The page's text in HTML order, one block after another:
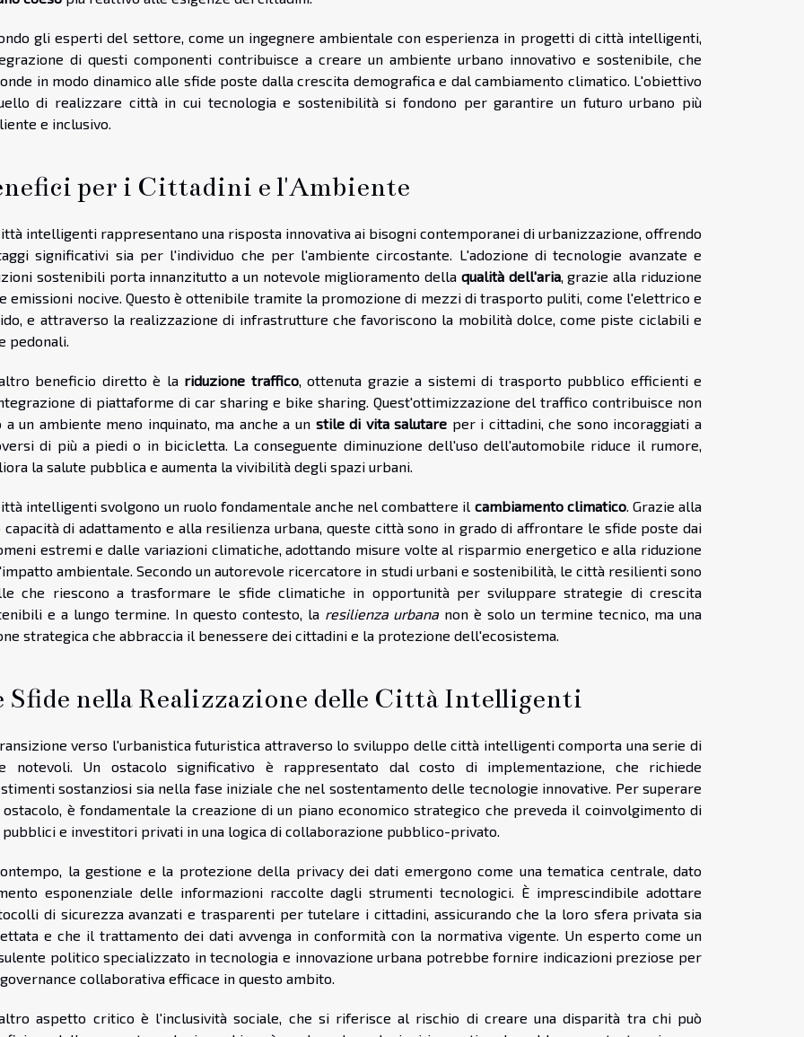
gli esperti del settore, come un ingegnere ambientale con esperienza in progetti di città intelligenti,
di questi componenti contribuisce a creare un ambiente urbano innovativo e sostenibile, che
in modo dinamico alle sfide poste dalla crescita demografica e dal cambiamento climatico. L'obiettivo
di realizzare città in cui tecnologia e sostenibilità si fondono per garantire un futuro urbano più
e inclusivo.
per i Cittadini e l'Ambiente
intelligenti rappresentano una risposta innovativa ai bisogni contemporanei di urbanizzazione, offrendo
significativi sia per l'individuo che per l'ambiente circostante. L'adozione di tecnologie avanzate e
sostenibili porta innanzitutto a un notevole miglioramento della qualità dell'aria, grazie alla riduzione
emissioni nocive. Questo è ottenibile tramite la promozione di mezzi di trasporto puliti, come l'elettrico e
e attraverso la realizzazione di infrastrutture che favoriscono la mobilità dolce, come piste ciclabili e
pedonali.
beneficio diretto è la riduzione traffico, ottenuta grazie a sistemi di trasporto pubblico efficienti e
di piattaforme di car sharing e bike sharing. Quest'ottimizzazione del traffico contribuisce non
a un ambiente meno inquinato, ma anche a un stile di vita salutare per i cittadini, che sono incoraggiati a
di più a piedi o in bicicletta. La conseguente diminuzione dell'uso dell'automobile riduce il rumore,
la salute pubblica e aumenta la vivibilità degli spazi urbani.
intelligenti svolgono un ruolo fondamentale anche nel combattere il cambiamento climatico. Grazie alla
capacità di adattamento e alla resilienza urbana, queste città sono in grado di affrontare le sfide poste dai
estremi e dalle variazioni climatiche, adottando misure volte al risparmio energetico e alla riduzione
ambientale. Secondo un autorevole ricercatore in studi urbani e sostenibilità, le città resilienti sono
che riescono a trasformare le sfide climatiche in opportunità per sviluppare strategie di crescita
e a lungo termine. In questo contesto, la resilienza urbana non è solo un termine tecnico, ma una
strategica che abbraccia il benessere dei cittadini e la protezione dell'ecosistema.
Sfide nella Realizzazione delle Città Intelligenti
verso l'urbanistica futuristica attraverso lo sviluppo delle città intelligenti comporta una serie di
notevoli. Un ostacolo significativo è rappresentato dal costo di implementazione, che richiede
sostanziosi sia nella fase iniziale che nel sostentamento delle tecnologie innovative. Per superare
è fondamentale la creazione di un piano economico strategico che preveda il coinvolgimento di
e investitori privati in una logica di collaborazione pubblico-privato.
la gestione e la protezione della privacy dei dati emergono come una tematica centrale, dato
esponenziale delle informazioni raccolte dagli strumenti tecnologici. È imprescindibile adottare
di sicurezza avanzati e trasparenti per tutelare i cittadini, assicurando che la loro sfera privata sia
e che il trattamento dei dati avvenga in conformità con la normativa vigente. Un esperto come un
politico specializzato in tecnologia e innovazione urbana potrebbe fornire indicazioni preziose per
collaborativa efficace in questo ambito.
aspetto critico è l'inclusività sociale, che si riferisce al rischio di creare una disparità tra chi può